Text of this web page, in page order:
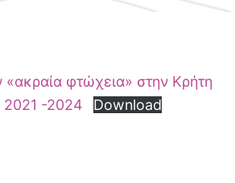
«ακραία φτώχεια» στην Κρήτη
2021 -2024
Download